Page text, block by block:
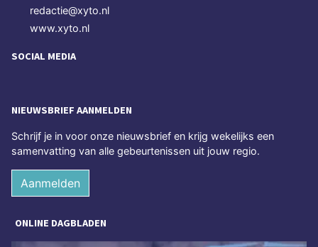
redactie@xyto.nl
www.xyto.nl
SOCIAL MEDIA
NIEUWSBRIEF AANMELDEN
Schrijf je in voor onze nieuwsbrief en krijg wekelijks een
samenvatting van alle gebeurtenissen uit jouw regio.
Aanmelden
ONLINE DAGBLADEN